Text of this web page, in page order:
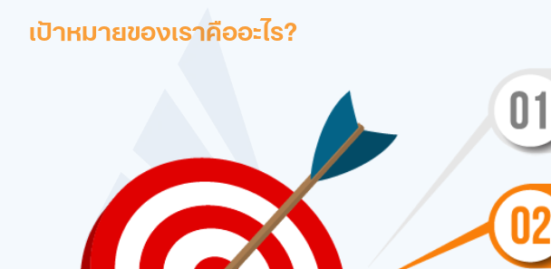
เป้าหมายของเราคืออะไร?